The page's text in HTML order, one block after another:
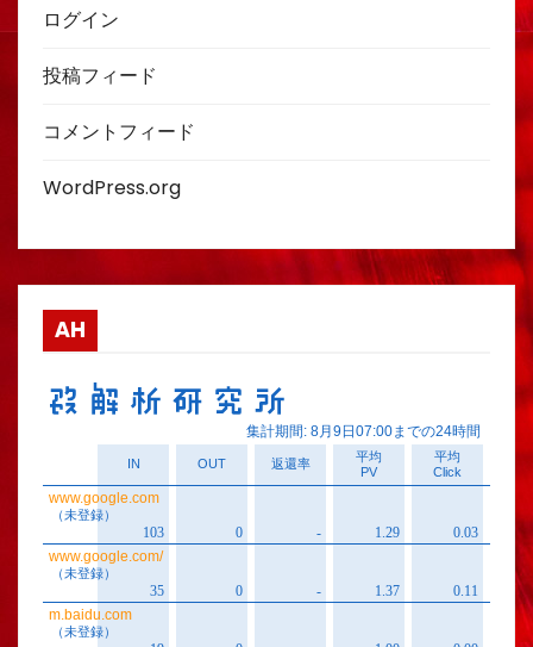
ログイン
投稿フィード
コメントフィード
WordPress.org
AH